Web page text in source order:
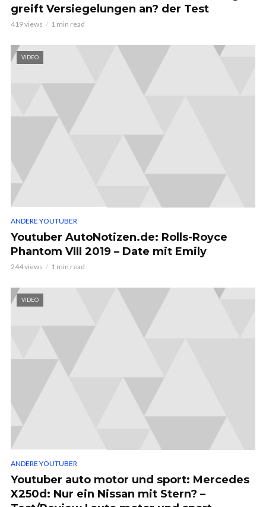
greift Versiegelungen an? der Test
419 views 1 min read
VIDEO
ANDERE YOUTUBER
Youtuber AutoNotizen.de: Rolls-Royce
Phantom VIII 2019 – Date mit Emily
244 views 1 min read
VIDEO
ANDERE YOUTUBER
Youtuber auto motor und sport: Mercedes
X250d: Nur ein Nissan mit Stern? –